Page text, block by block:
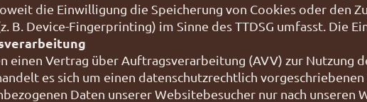
die Einwilligung die Speicherung von Cookies oder den
B. Device-Fingerprinting) im Sinne des TTDSG umfasst. Die
einen Vertrag über Auftragsverarbeitung (AVV) zur Nutzung
es sich um einen datenschutzrechtlich
Daten unserer Websitebesucher nur nach unseren